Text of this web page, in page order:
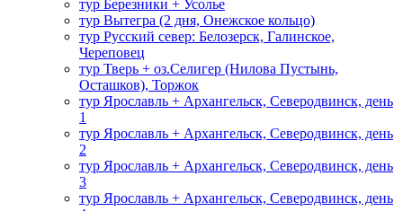
тур Березники + Усолье
тур Вытегра (2 дня, Онежское кольцо)
тур Русский север: Белозерск, Галинское,
Череповец
тур Тверь + оз.Селигер (Нилова Пустынь,
Осташков), Торжок
тур Ярославль + Архангельск, Северодвинск, день
1
тур Ярославль + Архангельск, Северодвинск, день
2
тур Ярославль + Архангельск, Северодвинск, день
3
тур Ярославль + Архангельск, Северодвинск, день